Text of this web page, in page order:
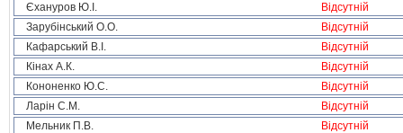
Єхануров Ю.І.
Відсутній
Зарубінський О.О.
Відсутній
Кафарський В.І.
Відсутній
Кінах А.К.
Відсутній
Кононенко Ю.С.
Відсутній
Ларін С.М.
Відсутній
Мельник П.В.
Відсутній